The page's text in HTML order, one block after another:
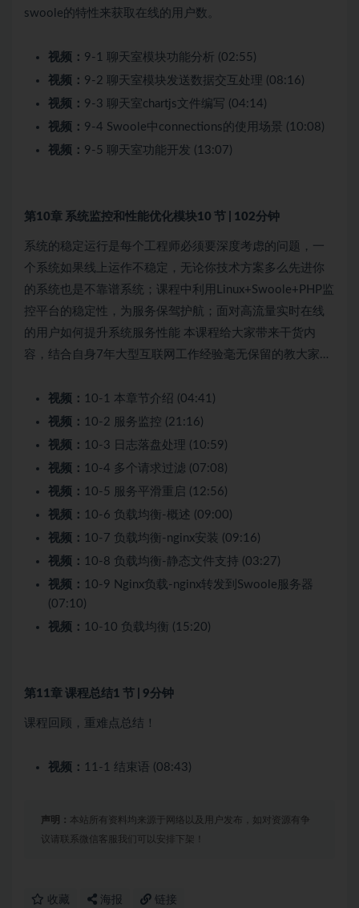
swoole的特性来获取在线的用户数。
视频： 9-1 聊天室模块功能分析 (02:55)
视频： 9-2 聊天室模块发送数据交互处理 (08:16)
视频： 9-3 聊天室chartjs文件编写 (04:14)
视频： 9-4 Swoole中connections的使用场景 (10:08)
视频： 9-5 聊天室功能开发 (13:07)
第10章 系统监控和性能优化模块10 节 | 102分钟
系统的稳定运行是每个工程师必须要深度考虑的问题，一
个系统如果线上运作不稳定，无论你技术方案多么先进你
的系统也是不靠谱系统；课程中利用Linux+Swoole+PHP监
控平台的稳定性，为服务保驾护航；面对高流量实时在线
的用户如何提升系统服务性能 本课程给大家带来干货内
容，结合自身7年大型互联网工作经验毫无保留的教大家…
视频： 10-1 本章节介绍 (04:41)
视频： 10-2 服务监控 (21:16)
视频： 10-3 日志落盘处理 (10:59)
视频： 10-4 多个请求过滤 (07:08)
视频： 10-5 服务平滑重启 (12:56)
视频： 10-6 负载均衡-概述 (09:00)
视频： 10-7 负载均衡-nginx安装 (09:16)
视频： 10-8 负载均衡-静态文件支持 (03:27)
视频： 10-9 Nginx负载-nginx转发到Swoole服务器
(07:10)
视频： 10-10 负载均衡 (15:20)
第11章 课程总结1 节 | 9分钟
课程回顾，重难点总结！
视频： 11-1 结束语 (08:43)
声明： 本站所有资料均来源于网络以及用户发布，如对资源有争
议请联系微信客服我们可以安排下架！
收藏 海报 链接